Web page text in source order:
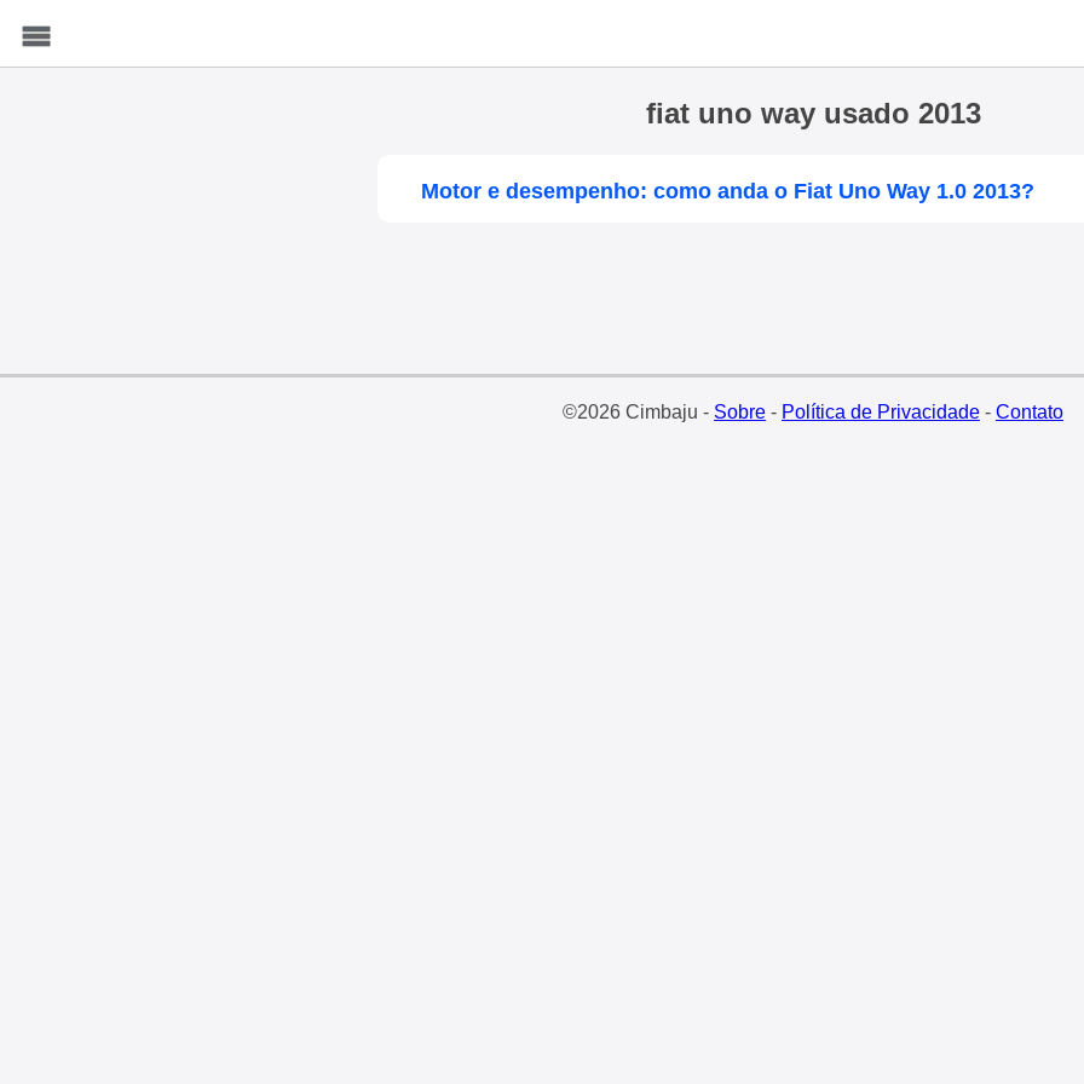
fiat uno way usado 2013
Motor e desempenho: como anda o Fiat Uno Way 1.0 2013?
©2026 Cimbaju - Sobre- Política de Privacidade- Contato